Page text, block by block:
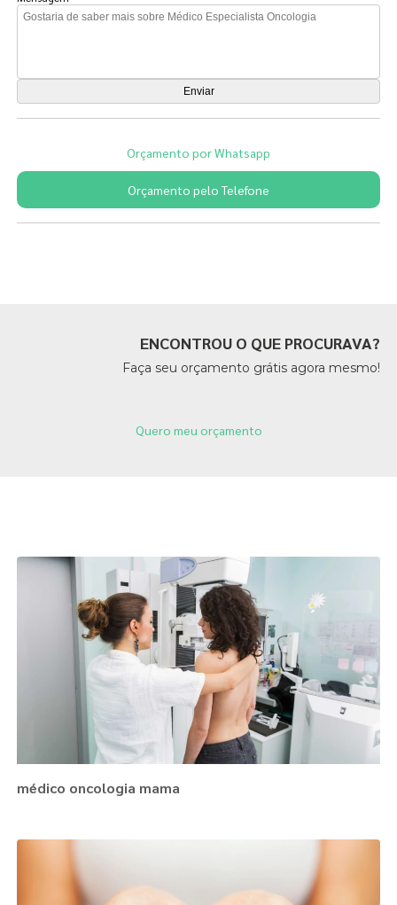
Orçamento por Whatsapp
Orçamento pelo Telefone
ENCONTROU O QUE PROCURAVA?
Faça seu orçamento grátis agora mesmo!
Quero meu orçamento
médico oncologia mama